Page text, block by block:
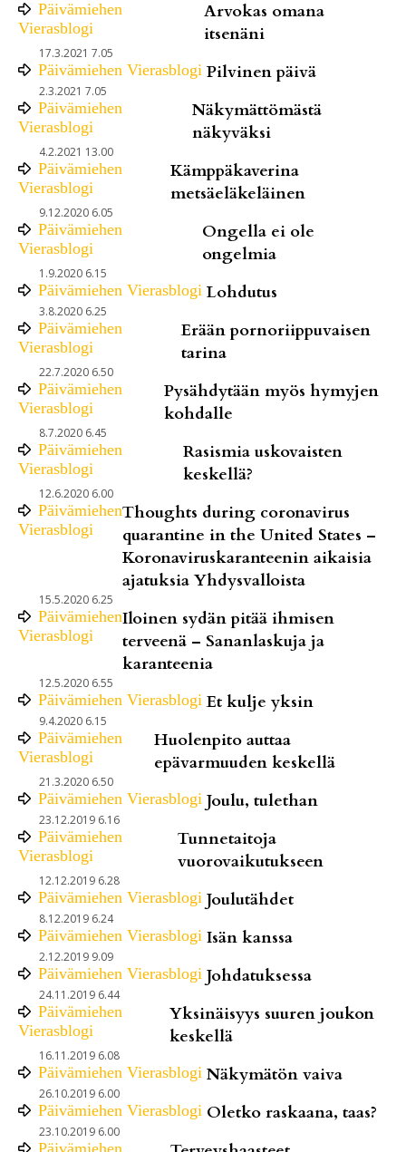
Päivämiehen
Vierasblogi
Arvokas omana
itsenäni
17.3.2021 7.05
Päivämiehen Vierasblogi Pilvinen päivä
2.3.2021 7.05
Päivämiehen
Vierasblogi
Näkymättömästä
näkyväksi
4.2.2021 13.00
Päivämiehen
Vierasblogi
Kämppäkaverina
metsäeläkeläinen
9.12.2020 6.05
Päivämiehen
Vierasblogi
Ongella ei ole
ongelmia
1.9.2020 6.15
Päivämiehen Vierasblogi Lohdutus
3.8.2020 6.25
Päivämiehen
Vierasblogi
Erään pornoriippuvaisen
tarina
22.7.2020 6.50
Päivämiehen
Vierasblogi
Pysähdytään myös hymyjen
kohdalle
8.7.2020 6.45
Päivämiehen
Vierasblogi
Rasismia uskovaisten
keskellä?
12.6.2020 6.00
Päivämiehen
Vierasblogi
Thoughts during coronavirus
quarantine in the United States –
Koronaviruskaranteenin aikaisia
ajatuksia Yhdysvalloista
15.5.2020 6.25
Päivämiehen
Vierasblogi
Iloinen sydän pitää ihmisen
terveenä – Sananlaskuja ja
karanteenia
12.5.2020 6.55
Päivämiehen Vierasblogi Et kulje yksin
9.4.2020 6.15
Päivämiehen
Vierasblogi
Huolenpito auttaa
epävarmuuden keskellä
21.3.2020 6.50
Päivämiehen Vierasblogi Joulu, tulethan
23.12.2019 6.16
Päivämiehen
Vierasblogi
Tunnetaitoja
vuorovaikutukseen
12.12.2019 6.28
Päivämiehen Vierasblogi Joulutähdet
8.12.2019 6.24
Päivämiehen Vierasblogi Isän kanssa
2.12.2019 9.09
Päivämiehen Vierasblogi Johdatuksessa
24.11.2019 6.44
Päivämiehen
Vierasblogi
Yksinäisyys suuren joukon
keskellä
16.11.2019 6.08
Päivämiehen Vierasblogi Näkymätön vaiva
26.10.2019 6.00
Päivämiehen Vierasblogi Oletko raskaana, taas?
23.10.2019 6.00
Päivämiehen